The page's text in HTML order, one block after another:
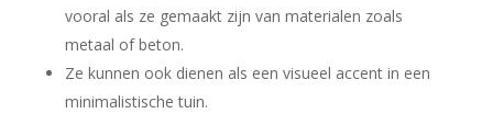
vooral als ze gemaakt zijn van materialen zoals
metaal of beton.
Ze kunnen ook dienen als een visueel accent in een
minimalistische tuin.